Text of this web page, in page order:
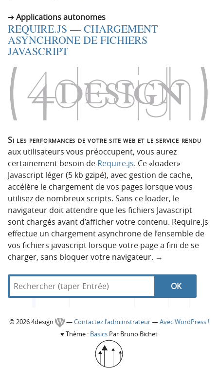
Applications autonomes
REQUIRE.JS — CHARGEMENT
ASYNCHRONE DE FICHIERS
JAVASCRIPT
Si les performances de votre site web et le service rendu
aux utilisateurs vous préoccupent, vous aurez
certainement besoin de Require.js. Ce «loader»
Javascript léger (5 kb gzipé), avec gestion de cache,
accélère le chargement de vos pages lorsque vous
utilisez de nombreux scripts. Sans ce loader, le
navigateur doit attendre que les fichiers Javascript
sont chargés avant d’afficher votre contenu. Require.js
effectue un chargement asynchrone de l’ensemble de
vos fichiers javascript lorsque votre page a fini de se
charger, sans bloquer votre navigateur. →
N
R
R
e
d
4
C
© 2026 4design —Contactez l'administrateur—Avec WordPress !
♥ Thème : Basics Par Bruno Bichet